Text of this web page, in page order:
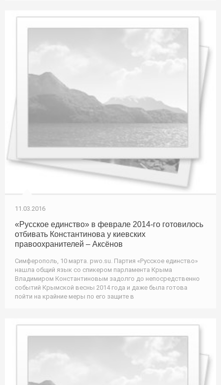
11.03.2016
«Русское единство» в феврале 2014-го готовилось
отбивать Константинова у киевских
правоохранителей – Аксёнов
Симферополь, 10 марта. pwo.su. Партия «Русское единство»
нашла общий язык со спикером парламента Крыма
Владимиром Константиновым задолго до непосредственно
событий Крымской весны 2014 года и даже была готова
пойти на крайние меры по его защите в